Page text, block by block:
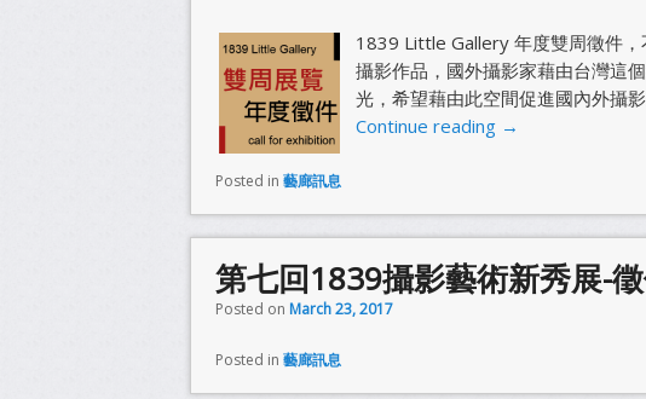
1839 Little Gallery 年度雙周徵件
攝影作品，國外攝影家藉由台灣這
光，希望藉由此空間促進國內外攝
Continue reading →
Posted in 藝廊訊息
第七回1839攝影藝術新秀展-
Posted on March 23, 2017
Posted in 藝廊訊息